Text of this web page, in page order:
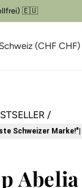
Schweiz (CHF CHF)
/
Schweizer Marke!"
Abelia